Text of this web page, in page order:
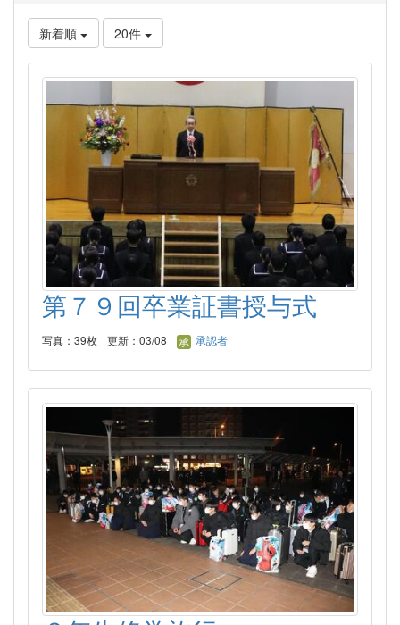
新着順 20件
第７９回卒業証書授与式
写真：39枚 更新：03/08 承認者